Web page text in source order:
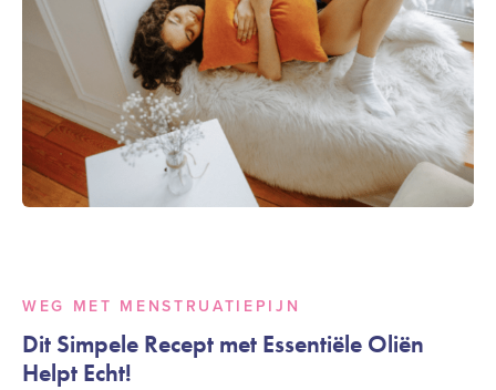
WEG MET MENSTRUATIEPIJN
Dit Simpele Recept met Essentiële Oliën
Helpt Echt!